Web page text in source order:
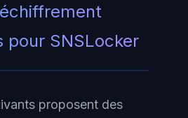
pour SNSLocker
proposent des